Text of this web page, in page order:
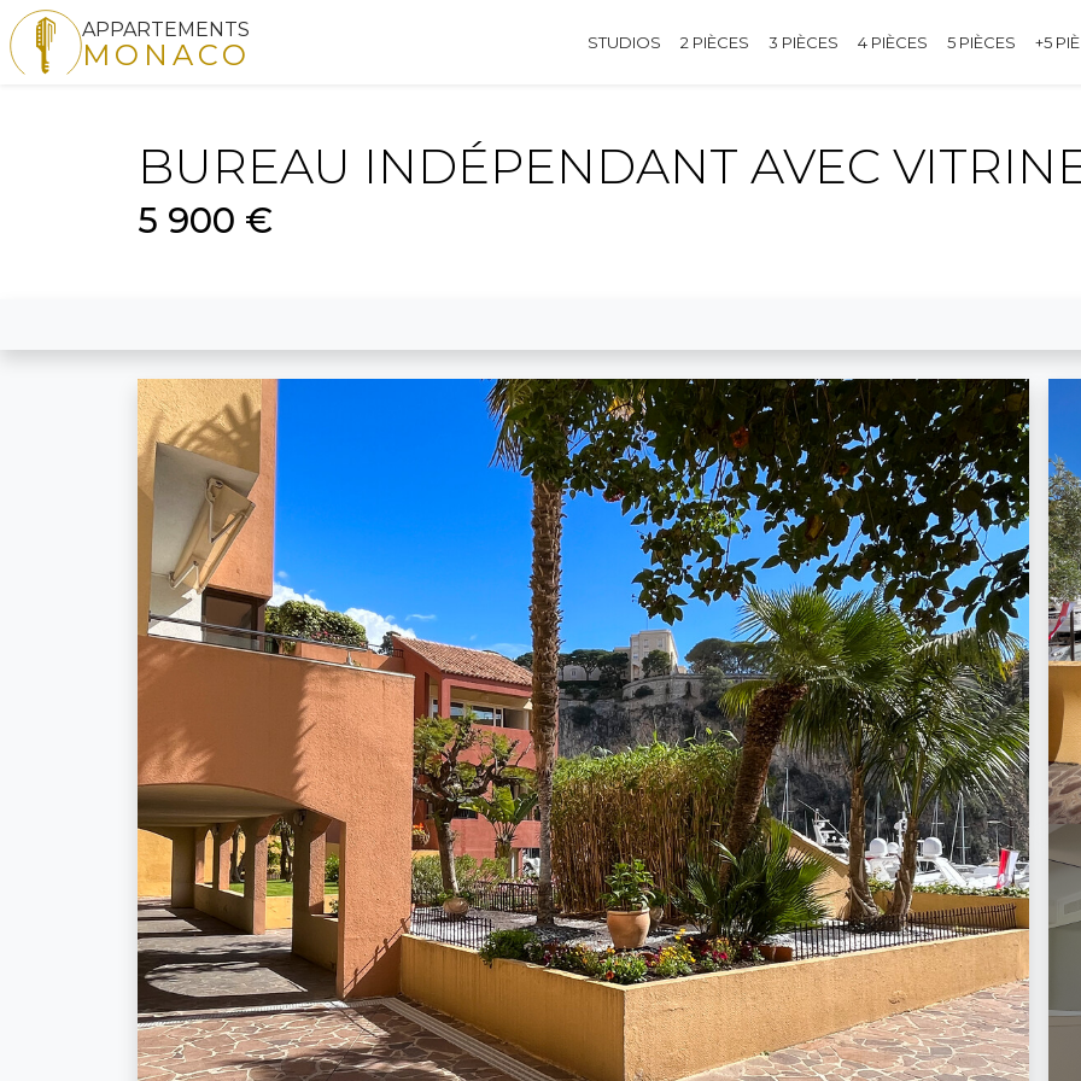
APPARTEMENTS
MONACO STUDIOS 2 PIÈCES 3 PIÈCES 4 PIÈCES 5 PIÈCES +5
BUREAU INDÉPENDANT AVEC
5 900 €